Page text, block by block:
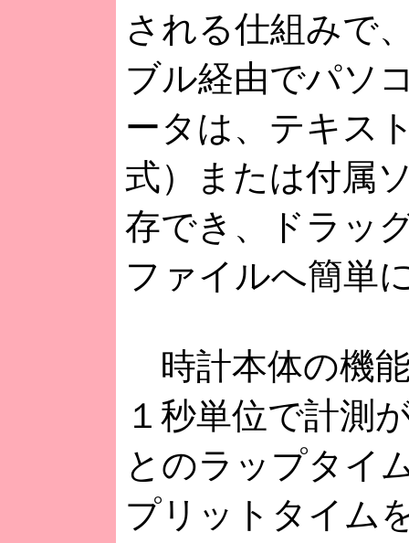
される仕組みで
ブル経由でパソ
ータは、テキス
式）または付属
存でき、ドラッ
ファイルへ簡単
時計本体の機
１秒単位で計測
とのラップタイ
プリットタイム